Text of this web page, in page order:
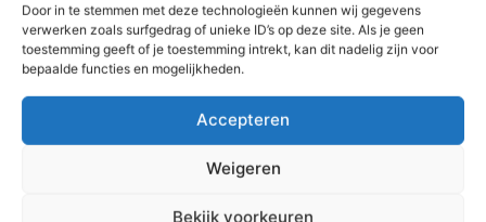
Door in te stemmen met deze technologieën kunnen wij gegevens
verwerken zoals surfgedrag of unieke ID’s op deze site. Als je geen
toestemming geeft of je toestemming intrekt, kan dit nadelig zijn voor
bepaalde functies en mogelijkheden.
Accepteren
Weigeren
Bekijk voorkeuren